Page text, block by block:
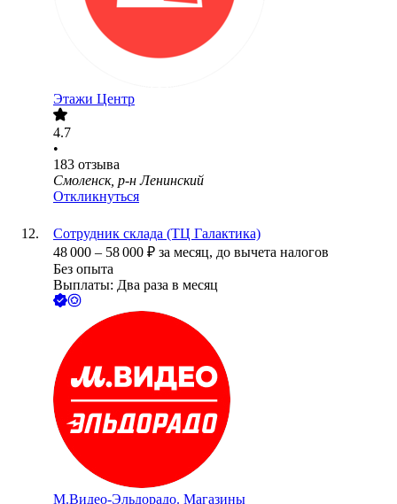
Этажи Центр
4.7
•
183 отзыва
Смоленск, р-н Ленинский
Откликнуться
Сотрудник склада (ТЦ Галактика)
48 000 – 58 000 ₽ за месяц, до вычета налогов
Без опыта
Выплаты: Два раза в месяц
М.Видео-Эльдорадо. Магазины